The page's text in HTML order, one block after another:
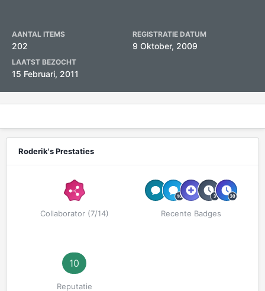
AANTAL ITEMS
202
REGISTRATIE DATUM
9 Oktober, 2009
LAATST BEZOCHT
15 Februari, 2011
Roderik's Prestaties
Collaborator (7/14) Recente Badges
10
Reputatie